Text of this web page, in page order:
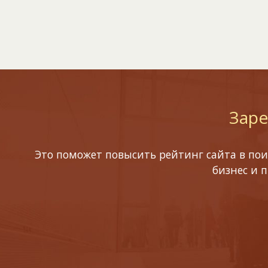
Это поможет повысить рейтинг сайта в
бизнес и